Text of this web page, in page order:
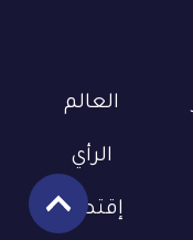
العالم
الرأي
إقتصاد